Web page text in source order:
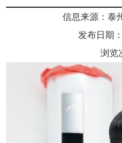
信息来源：泰
发布日期
浏览